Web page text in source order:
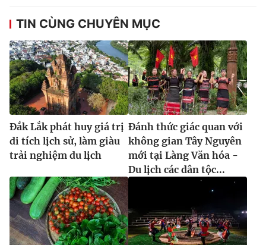
Email:toasoan@vtv.vn
Liên hệ quảng cáo:024-7300.7108
® Cấm sao chép dưới mọi hình thức nếu không có sự chấp
thuận bằng văn bản. Ghi rõ nguồn VTV.vn khi phát hành lại
thông tin từ website này.
TIN CÙNG CHUYÊN MỤC
Đắk Lắk phát huy giá trị
di tích lịch sử, làm giàu
trải nghiệm du lịch
Đánh thức giác quan với
không gian Tây Nguyên
mới tại Làng Văn hóa -
Du lịch các dân tộc...